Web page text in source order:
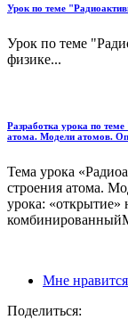
Урок по теме
Урок по теме
физике...
Разработка урока по
атома. Модели атомов.
Тема урока
строения атома.
урока:
Мне нравится
Поделиться: